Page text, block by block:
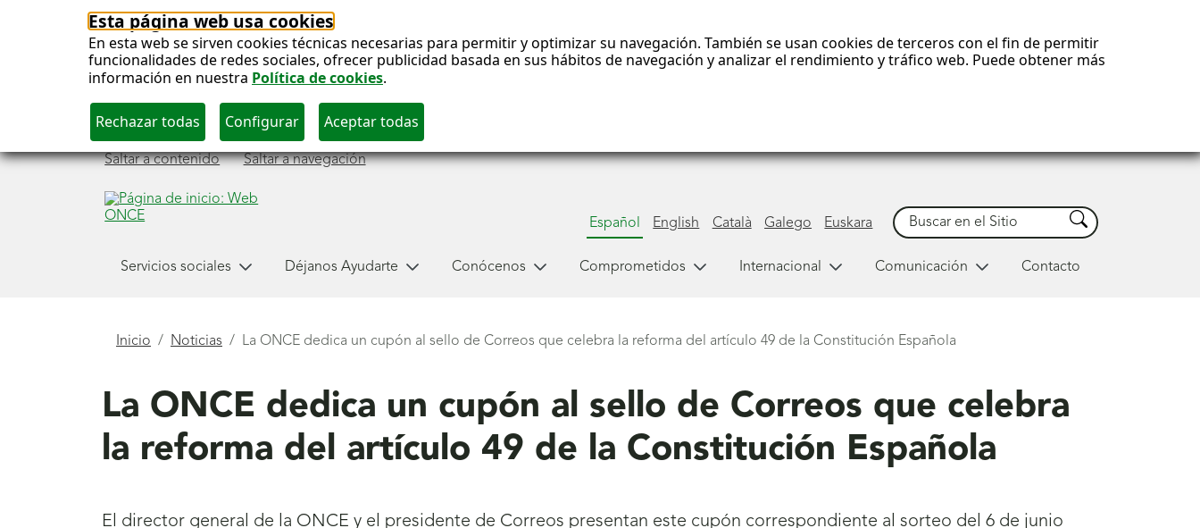
Esta página web usa cookies
En esta web se sirven cookies técnicas necesarias para permitir y optimizar su navegación. También se usan cookies de terceros con el fin de permitir
funcionalidades de redes sociales, ofrecer publicidad basada en sus hábitos de navegación y analizar el rendimiento y tráfico web. Puede obtener más
información en nuestra Política de cookies.
Saltar a contenido Saltar a navegación
Español English Català Galego Euskara
Buscar Buscar
Servicios sociales Déjanos Ayudarte Conócenos Comprometidos Internacional Comunicación Contacto
Está
Inicio Noticias La ONCE dedica un cupón al sello de Correos que celebra la reforma del artículo 49 de la Constitución Española
La ONCE dedica un cupón al sello de Correos que celebra
la reforma del artículo 49 de la Constitución Española
El director general de la ONCE y el presidente de Correos presentan este cupón correspondiente al sorteo del 6 de junio